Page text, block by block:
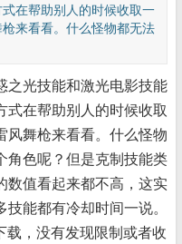
在帮助别人的时候收取一
来看看。什么怪物都无法
光技能和激光电影技能
式在帮助别人的时候收取
风舞枪来看看。什么怪物
角色呢？但是克制技能类
值看起来都不高，这实
能都有冷却时间一说。
载，没有发现限制或者收